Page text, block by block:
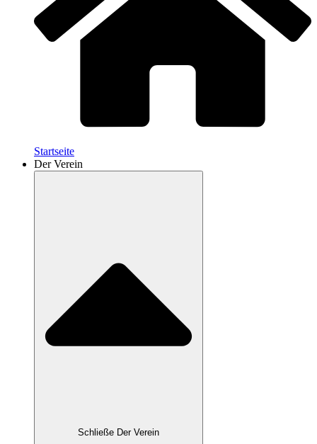
Startseite
Der Verein
Schließe Der Verein